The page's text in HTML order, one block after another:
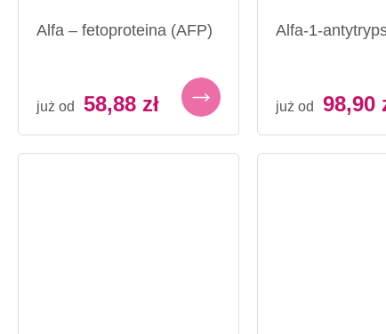
Alfa – fetoproteina (AFP)
już od 58,88 zł
Alfa-1-
już od 98,90